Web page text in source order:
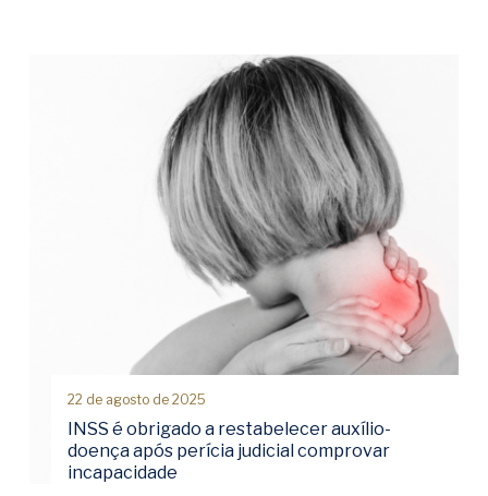
22 de agosto de 2025
INSS é obrigado a restabelecer auxílio-
doença após perícia judicial comprovar
incapacidade